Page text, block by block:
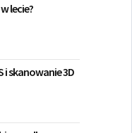
lecie?
i skanowanie 3D